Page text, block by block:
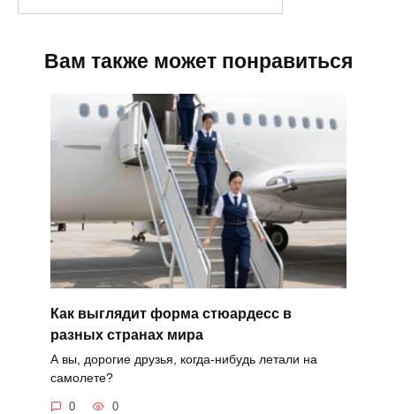
Вам также может понравиться
Как выглядит форма стюардесс в
разных странах мира
А вы, дорогие друзья, когда-нибудь летали на
самолете?
0 0